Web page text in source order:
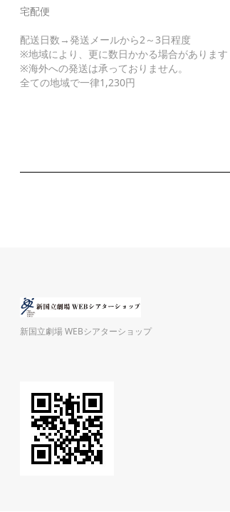
宅配便
配送日数→発送メールから2～3日程度
※地域により、更に数日かかる場合があります
※海外への発送は承っておりません。
全ての地域で一律1,230円
新国立劇場 WEBシアターショップ